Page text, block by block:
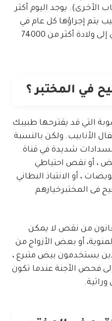
الأخرى). يوجد اليوم أكثر
أنابيب يتم إجراؤها كل عام في
الولايات المتحدة ، مما يؤدي إلى ولادة أكثر من 74000
في المختبر ؟
التي قد يقترحها طبيبك
الأنابيب. ولكن بالنسبة
شديدة في قناة
، أو نقص احتياطي
، أو الانتباذ البطاني
فى المختبرخيارهم
من نقص لا يمكن
أو بعض الأزواج من
يستخدمون بيض متبرع ،
فحص الأجنة عندما تكون